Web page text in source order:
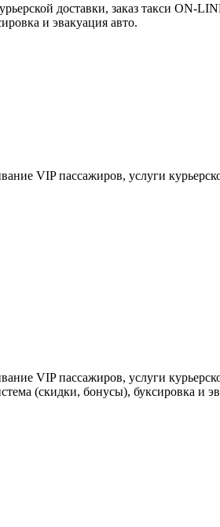
доставки, заказ такси ON-
и эвакуация авто.
VIP пассажиров, услуги
VIP пассажиров, услуги
(скидки, бонусы), буксировка и